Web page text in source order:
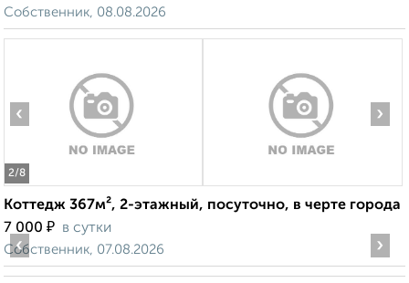
Собственник, 08.08.2026
2/8
‹ ›
Коттедж 367м², 2-этажный, посуточно, в черте города
7 000 ₽ в сутки
Собственник, 07.08.2026
‹ ›